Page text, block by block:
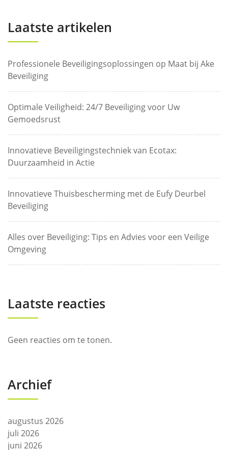
Laatste artikelen
Professionele Beveiligingsoplossingen op Maat bij Ake
Beveiliging
Optimale Veiligheid: 24/7 Beveiliging voor Uw
Gemoedsrust
Innovatieve Beveiligingstechniek van Ecotax:
Duurzaamheid in Actie
Innovatieve Thuisbescherming met de Eufy Deurbel
Beveiliging
Alles over Beveiliging: Tips en Advies voor een Veilige
Omgeving
Laatste reacties
Geen reacties om te tonen.
Archief
augustus 2026
juli 2026
juni 2026